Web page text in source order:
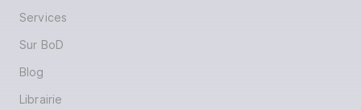
Services
Sur BoD
Blog
Librairie